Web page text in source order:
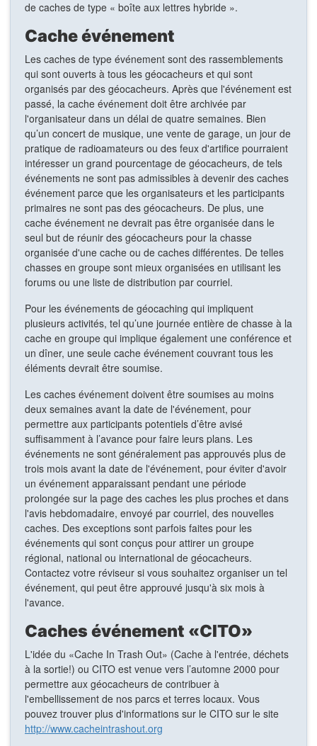
de caches de type « boîte aux lettres hybride ».
Cache événement
Les caches de type événement sont des rassemblements
qui sont ouverts à tous les géocacheurs et qui sont
organisés par des géocacheurs. Après que l'événement est
passé, la cache événement doit être archivée par
l'organisateur dans un délai de quatre semaines. Bien
qu’un concert de musique, une vente de garage, un jour de
pratique de radioamateurs ou des feux d'artifice pourraient
intéresser un grand pourcentage de géocacheurs, de tels
événements ne sont pas admissibles à devenir des caches
événement parce que les organisateurs et les participants
primaires ne sont pas des géocacheurs. De plus, une
cache événement ne devrait pas être organisée dans le
seul but de réunir des géocacheurs pour la chasse
organisée d'une cache ou de caches différentes. De telles
chasses en groupe sont mieux organisées en utilisant les
forums ou une liste de distribution par courriel.
Pour les événements de géocaching qui impliquent
plusieurs activités, tel qu’une journée entière de chasse à la
cache en groupe qui implique également une conférence et
un dîner, une seule cache événement couvrant tous les
éléments devrait être soumise.
Les caches événement doivent être soumises au moins
deux semaines avant la date de l'événement, pour
permettre aux participants potentiels d’être avisé
suffisamment à l’avance pour faire leurs plans. Les
événements ne sont généralement pas approuvés plus de
trois mois avant la date de l'événement, pour éviter d'avoir
un événement apparaissant pendant une période
prolongée sur la page des caches les plus proches et dans
l'avis hebdomadaire, envoyé par courriel, des nouvelles
caches. Des exceptions sont parfois faites pour les
événements qui sont conçus pour attirer un groupe
régional, national ou international de géocacheurs.
Contactez votre réviseur si vous souhaitez organiser un tel
événement, qui peut être approuvé jusqu'à six mois à
l'avance.
Caches événement «CITO»
L'idée du «Cache In Trash Out» (Cache à l'entrée, déchets
à la sortie!) ou CITO est venue vers l’automne 2000 pour
permettre aux géocacheurs de contribuer à
l'embellissement de nos parcs et terres locaux. Vous
pouvez trouver plus d'informations sur le CITO sur le site
http://www.cacheintrashout.org